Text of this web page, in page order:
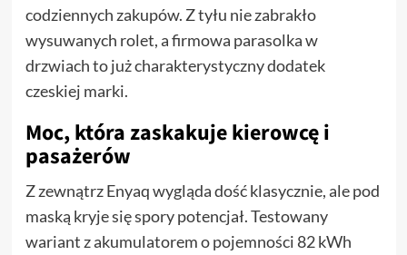
codziennych zakupów. Z tyłu nie zabrakło
wysuwanych rolet, a firmowa parasolka w
drzwiach to już charakterystyczny dodatek
czeskiej marki.
Moc, która zaskakuje kierowcę i
pasażerów
Z zewnątrz Enyaq wygląda dość klasycznie, ale pod
maską kryje się spory potencjał. Testowany
wariant z akumulatorem o pojemności 82 kWh